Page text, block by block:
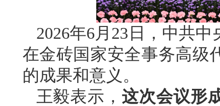
2026年6月23日，中共
在金砖国家安全事务高级
的成果和意义。
王毅表示，这次会议形